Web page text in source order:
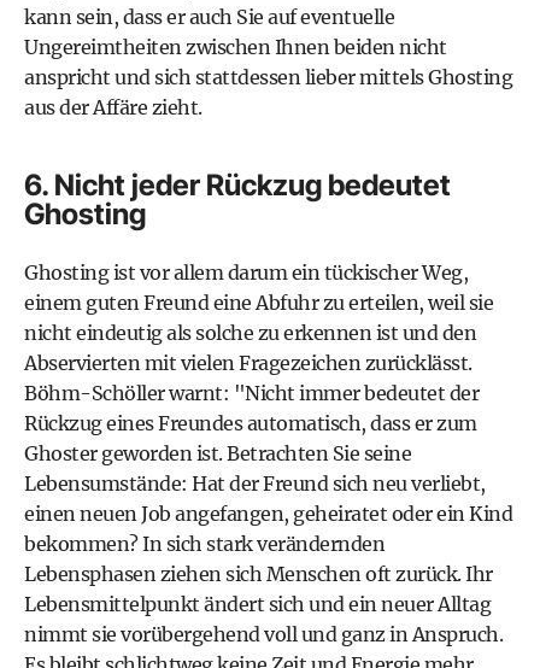
kann sein, dass er auch Sie auf eventuelle
Ungereimtheiten zwischen Ihnen beiden nicht
anspricht und sich stattdessen lieber mittels Ghosting
aus der Affäre zieht.
6. Nicht jeder Rückzug bedeutet
Ghosting
Ghosting ist vor allem darum ein tückischer Weg,
einem guten Freund eine Abfuhr zu erteilen, weil sie
nicht eindeutig als solche zu erkennen ist und den
Abservierten mit vielen Fragezeichen zurücklässt.
Böhm-Schöller warnt: "Nicht immer bedeutet der
Rückzug eines Freundes automatisch, dass er zum
Ghoster geworden ist. Betrachten Sie seine
Lebensumstände: Hat der Freund sich neu verliebt,
einen neuen Job angefangen, geheiratet oder ein Kind
bekommen? In sich stark verändernden
Lebensphasen ziehen sich Menschen oft zurück. Ihr
Lebensmittelpunkt ändert sich und ein neuer Alltag
nimmt sie vorübergehend voll und ganz in Anspruch.